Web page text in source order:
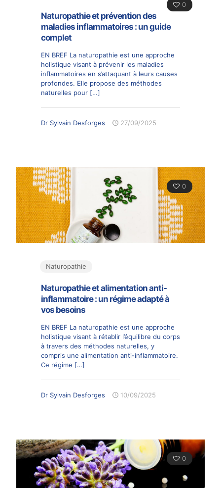
0
Naturopathie et prévention des
maladies inflammatoires : un guide
complet
EN BREF La naturopathie est une approche
holistique visant à prévenir les maladies
inflammatoires en s’attaquant à leurs causes
profondes. Elle propose des méthodes
naturelles pour […]
Dr Sylvain Desforges 27/09/2025
0
Naturopathie
Naturopathie et alimentation anti-
inflammatoire : un régime adapté à
vos besoins
EN BREF La naturopathie est une approche
holistique visant à rétablir l’équilibre du corps
à travers des méthodes naturelles, y
compris une alimentation anti-inflammatoire.
Ce régime […]
Dr Sylvain Desforges 10/09/2025
0